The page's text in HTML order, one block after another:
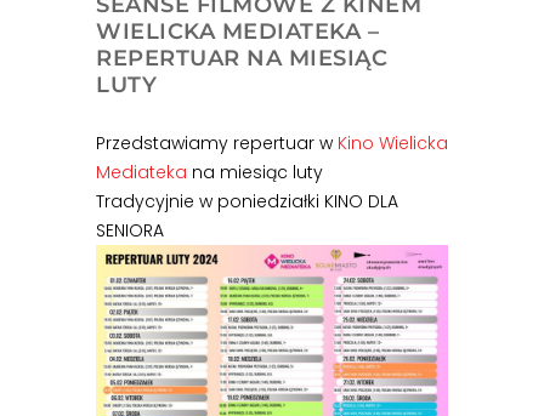
WIELICKA MEDIATEKA –
REPERTUAR NA MIESIĄC
LUTY
Przedstawiamy repertuar w Kino Wielicka
Mediateka na miesiąc luty
Tradycyjnie w poniedziałki KINO DLA
SENIORA